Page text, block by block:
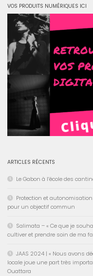
VOS PRODUITS NUMÉRIQUES ICI
ARTICLES RÉCENTS
Le Gabon à l’école des
Protection et autonomisation
pour un objectif commun
Salimata – « Ce que je
cultiver et prendre soin de ma
JAAS 2024 | « Nous avons
locale joue une part très
Ouattara